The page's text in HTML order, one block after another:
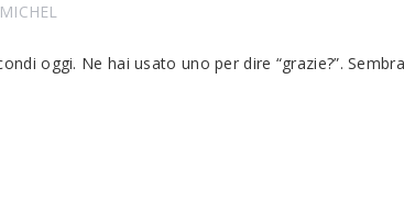
MICHEL
oggi. Ne hai usato uno per dire “grazie?”.